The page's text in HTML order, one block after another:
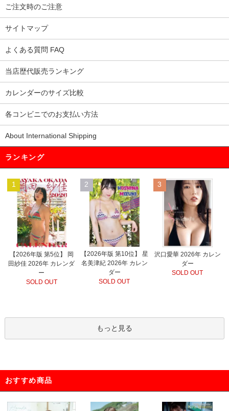
ご注文時のご注意
サイトマップ
よくある質問 FAQ
当店歴代販売ランキング
カレンダーのサイズ比較
各コンビニでのお支払い方法
About International Shipping
ランキング
1
【2026年版 第5位】 岡
田紗佳 2026年 カレンダ
ー
SOLD OUT
2
【2026年版 第10位】 星
名美津紀 2026年 カレン
ダー
SOLD OUT
3
沢口愛華 2026年 カレン
ダー
SOLD OUT
もっと見る
おすすめ商品